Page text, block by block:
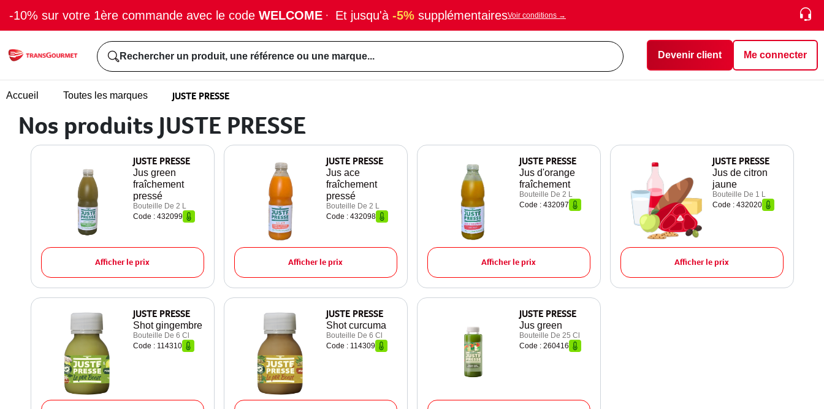
-10% sur votre 1ère commande avec le code WELCOME · Et jusqu'à -5% supplémentairesVoir conditions →
Rechercher un produit, une référence ou une marque... Devenir client Me connecter
Accueil Toutes les marques JUSTE PRESSE
Nos produits JUSTE PRESSE
JUSTE PRESSE
Jus green
fraîchement
pressé
Bouteille De 2 L
Code : 432099
Afficher le prix
JUSTE PRESSE
Jus ace
fraîchement
pressé
Bouteille De 2 L
Code : 432098
Afficher le prix
JUSTE PRESSE
Jus d'orange
fraîchement
Bouteille De 2 L
Code : 432097
Afficher le prix
JUSTE PRESSE
Jus de citron
jaune
Bouteille De 1 L
Code : 432020
Afficher le prix
JUSTE PRESSE
Shot gingembre
Bouteille De 6 Cl
Code : 114310
JUSTE PRESSE
Shot curcuma
Bouteille De 6 Cl
Code : 114309
JUSTE PRESSE
Jus green
Bouteille De 25 Cl
Code : 260416